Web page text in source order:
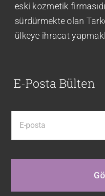
eski kozmetik
sürdürmekte olan
ülkeye ihracat
E-Posta Bülten